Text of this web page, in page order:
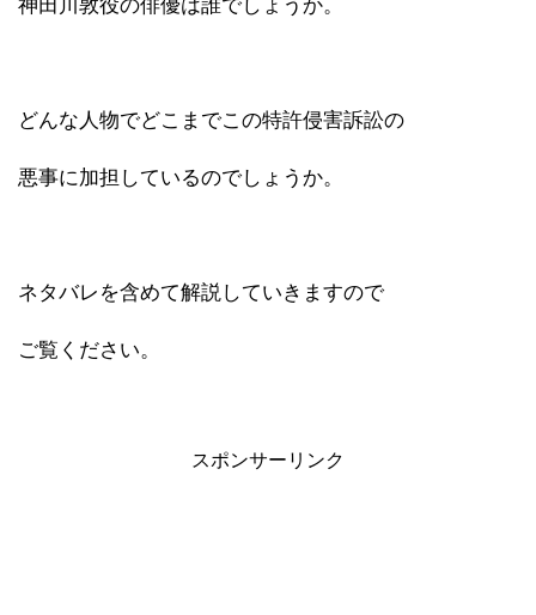
神田川敦役の俳優は誰でしょうか。
どんな人物でどこまでこの特許侵害訴訟の
悪事に加担しているのでしょうか。
ネタバレを含めて解説していきますので
ご覧ください。
スポンサーリンク